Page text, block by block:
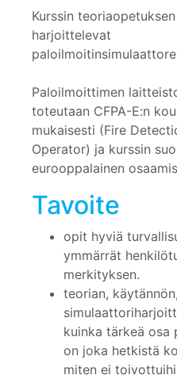
Kurssin
harjoittelevat
Paloilmoittimen
toteutaan CFPA-E:n
mukaisesti (Fire
Operator) ja kurssin
eurooppalainen
Tavoite
opit hyviä
ymmärrät
merkityksen.
teorian,
kuinka tärkeä osa
on joka hetkistä
miten ei